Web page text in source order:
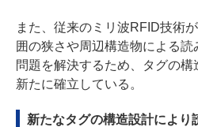
また、従来のミリ波RFID技術
囲の狭さや周辺構造物による読
問題を解決するため、タグの
新たに確立している。
新たなタグの構造設計により